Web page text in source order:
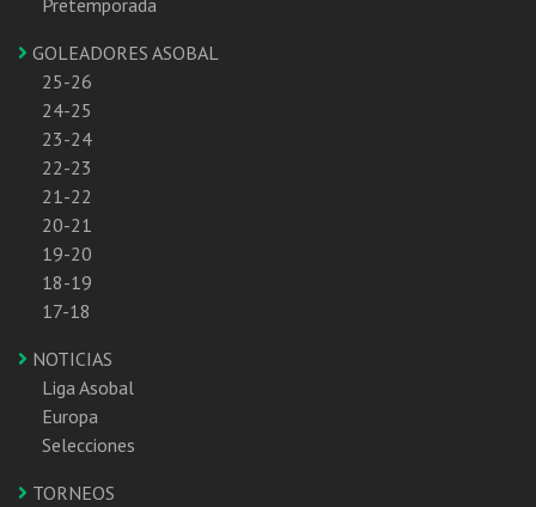
GOLEADORES ASOBAL
25-26
24-25
23-24
22-23
21-22
20-21
19-20
18-19
17-18
NOTICIAS
Liga Asobal
Europa
Selecciones
TORNEOS